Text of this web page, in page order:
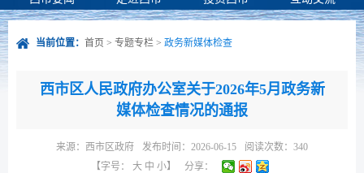
当前位置： 首页 > 专题专栏 > 政务新媒体检查
西市区人民政府办公室关于2026年5月政务新
媒体检查情况的通报
来源： 西市区政府 发布时间：2026-06-15 阅读次数： 340
【字号： 大 中 小】 分享：